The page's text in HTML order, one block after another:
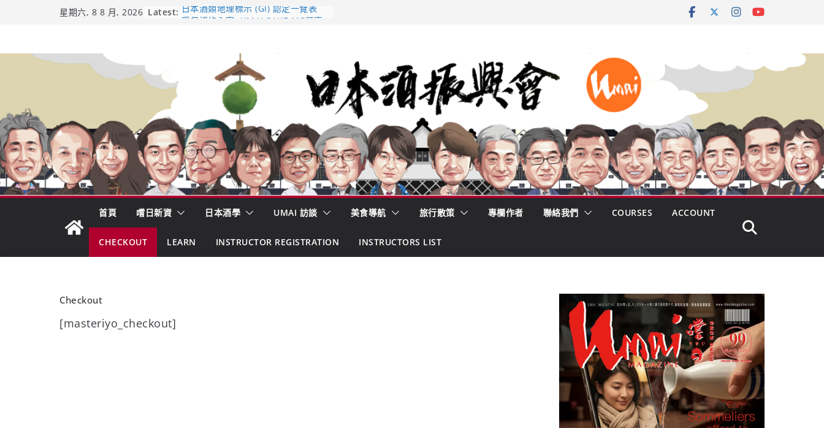
星期六, 8 8 月, 2026 Latest: 日本酒類地理標示 (GI) 認定一覽表
【酒業商戰】130年老酒藏殺入股票
市場！梅乃宿上市背後的密碼
龜之井酒造：口說上手 – 山形純米大
吟釀的堅持與傳承 ～ くどき上手
首頁 嚐日新資 日本酒學 UMAI 訪談 美食導航 旅行散策 專欄作者 聯絡我們 COURSES ACCOUNT
CHECKOUT LEARN INSTRUCTOR REGISTRATION INSTRUCTORS LIST
Checkout
[masteriyo_checkout]